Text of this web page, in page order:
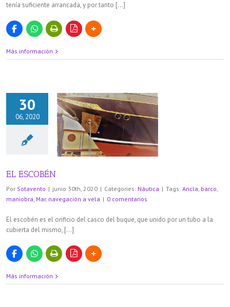
tenía suficiente arrancada, y por tanto […]
Más información
30
06, 2020
EL ESCOBÉN
Por Sotavento | junio 30th, 2020 | Categories: Náutica | Tags: Ancla, barco,
maniobra, Mar, navegación a vela | 0 comentarios
El escobén es el orificio del casco del buque, que unido por un tubo a la
cubierta del mismo, […]
Más información